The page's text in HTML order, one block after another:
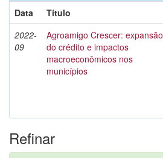
Data
Título
2022-
09
Agroamigo Crescer: expansão
do crédito e impactos
macroeconômicos nos
municípios
Refinar